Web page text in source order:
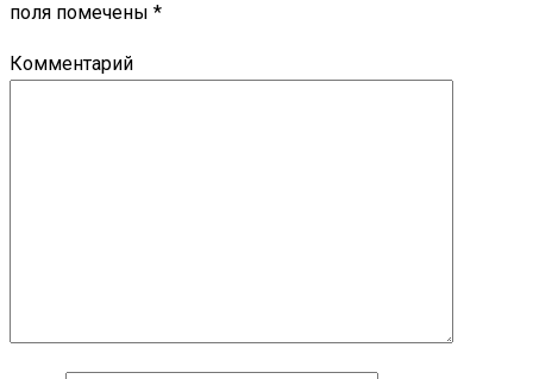
поля помечены *
Комментарий